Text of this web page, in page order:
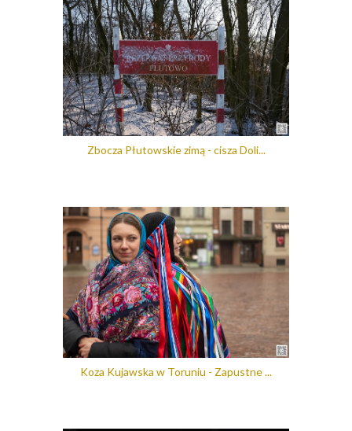
Zbocza Płutowskie zimą - cisza Doli...
Koza Kujawska w Toruniu - Zapustne ...